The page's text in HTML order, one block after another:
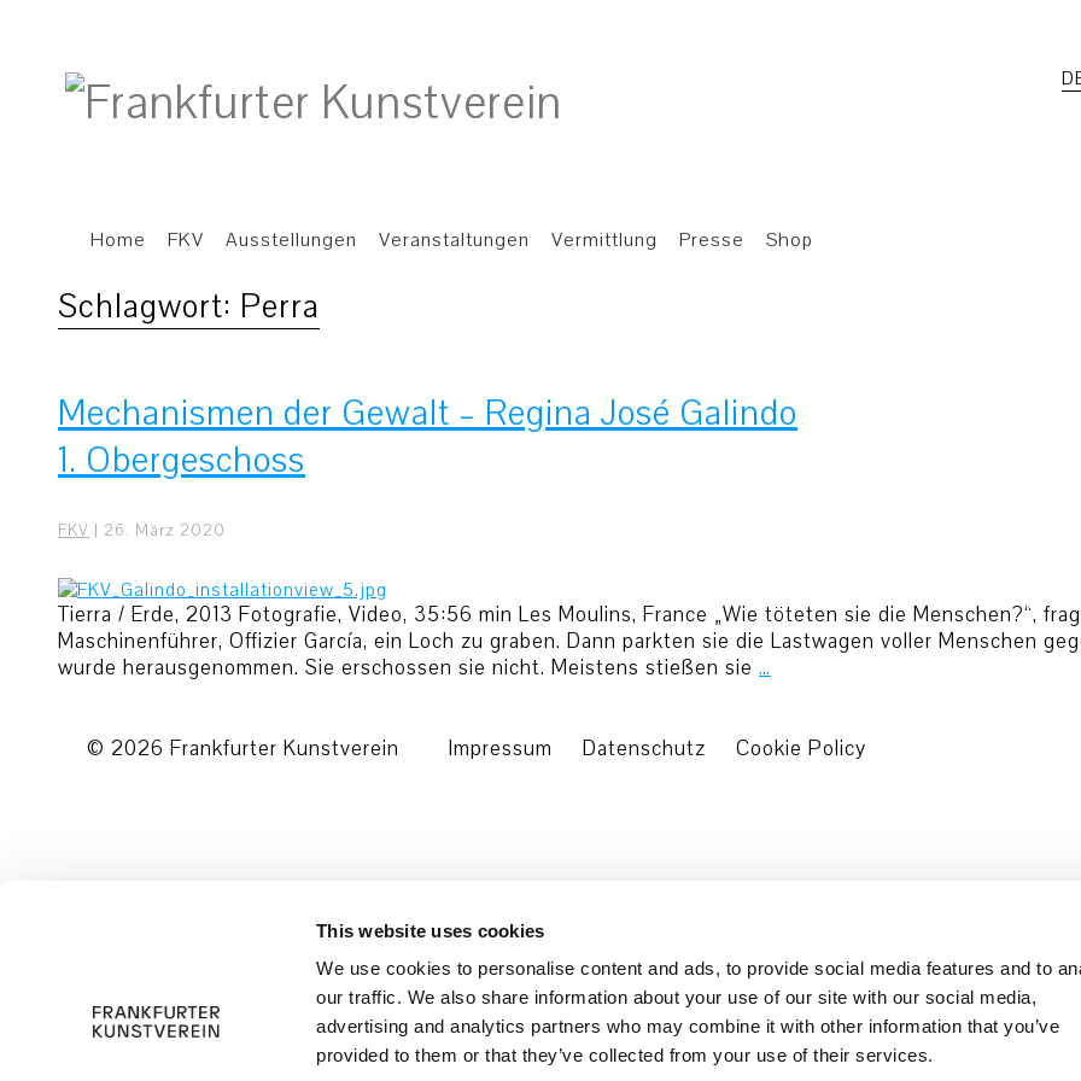
This website uses cookies
We use cookies to personalise content and ads, to provide social media features and to
our traffic. We also share information about your use of our site with our social media,
advertising and analytics partners who may combine it with other information that you’ve
provided to them or that they’ve collected from your use of their services.
Home FKV Ausstellungen Veranstaltungen Vermittlung Presse Shop
Schlagwort: Perra
Mechanismen der Gewalt – Regina José Galindo
1. Obergeschoss
FKV | 26. März 2020
Tierra / Erde, 2013 Fotografie, Video, 35:56 min Les Moulins, France „Wie töteten sie die Menschen?“,
Maschinenführer, Offizier García, ein Loch zu graben. Dann parkten sie die Lastwagen voller Menschen
wurde herausgenommen. Sie erschossen sie nicht. Meistens stießen sie …
© 2026 Frankfurter Kunstverein Impressum Datenschutz Cookie Policy